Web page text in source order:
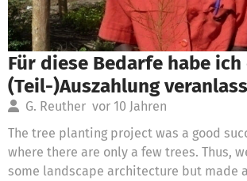
Für diese Bedarfe habe ich
(Teil-)Auszahlung
G. Reuther vor 10 Jahren
The tree planting project was a good
where there are only a few trees. Thus,
some landscape architecture but made